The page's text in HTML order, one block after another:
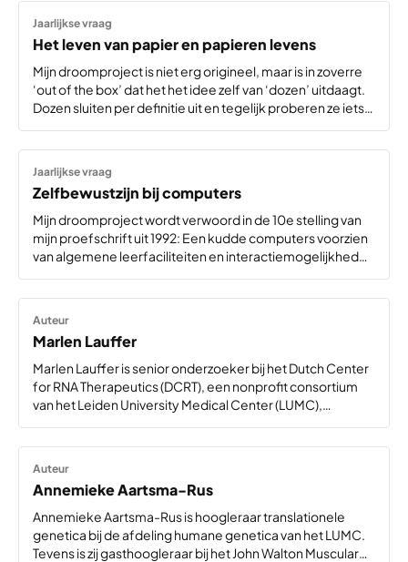
Jaarlijkse vraag
Het leven van papier en papieren levens
Mijn droomproject is niet erg origineel, maar is in zoverre
‘out of the box’ dat het het idee zelf van ‘dozen’ uitdaagt.
Dozen sluiten per definitie uit en tegelijk proberen ze iets
Jaarlijkse vraag
Zelfbewustzijn bij computers
Mijn droomproject wordt verwoord in de 10e stelling van
mijn proefschrift uit 1992: Een kudde computers voorzien
van algemene leerfaciliteiten en interactiemogelijkheden
Auteur
Marlen Lauffer
Marlen Lauffer is senior onderzoeker bij het Dutch Center
for RNA Therapeutics (DCRT), een nonprofit consortium
van het Leiden University Medical Center (LUMC),
Auteur
Annemieke Aartsma-Rus
Annemieke Aartsma-Rus is hoogleraar translationele
genetica bij de afdeling humane genetica van het LUMC.
Tevens is zij gasthoogleraar bij het John Walton Muscular